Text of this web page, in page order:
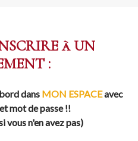
à UN
:
dans MON ESPACEavec
mot de passe !!
vous n'en avez pas)